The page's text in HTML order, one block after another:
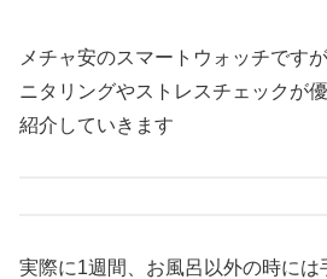
メチャ安のスマートウォッチです
ニタリングやストレスチェックが
紹介していきます
実際に1週間、お風呂以外の時に